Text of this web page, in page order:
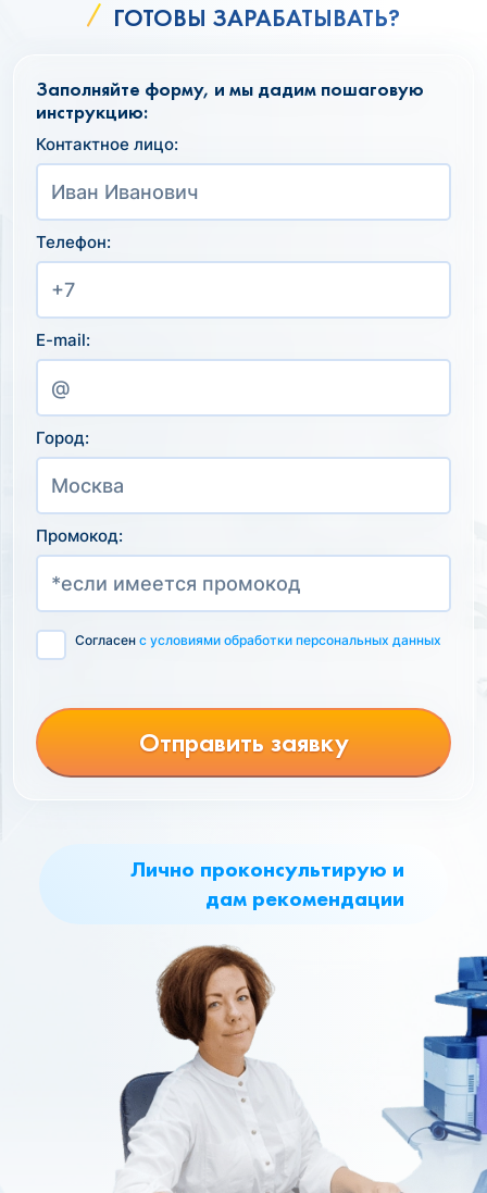
ГОТОВЫ ЗАРАБАТЫВАТЬ?
Лично проконсультирую и
дам рекомендации
Заполняйте форму, и мы дадим пошаговую
инструкцию:
Контактное лицо:
Телефон:
E-mail:
Город:
Промокод:
Согласен с условиями обработки персональных данных
Отправить заявку